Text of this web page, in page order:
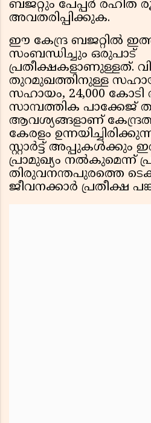
ബജറ്റും പേപ്പര്‍ രഹിത
അവതരിപ്പിക്കുക.
ഈ കേന്ദ്ര ബജറ്റില്‍
സംബന്ധിച്ചും ഒരുപാട്
പ്രതീക്ഷകളാണുള്ളത്.
തുറമുഖത്തിനുള്ള
സഹായം, 24,000
സാമ്പത്തിക പാക്കേജ്
ആവശ്യങ്ങളാണ്
കേരളം
സ്റ്റാര്‍ട്ട്
പ്രാമുഖ്യം നല്‍കുമെന്ന്
തിരുവനന്തപുരത്തെ
ജീവനക്കാര്‍ പ്രതീക്ഷ